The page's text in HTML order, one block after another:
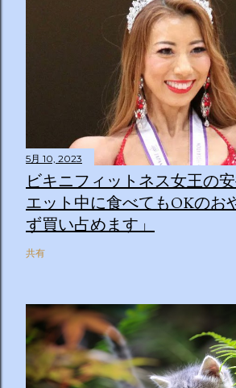
5月 10, 2023
ビキニフィットネス女王の
エット中に食べてもOKのお
ず買い占めます」
共有